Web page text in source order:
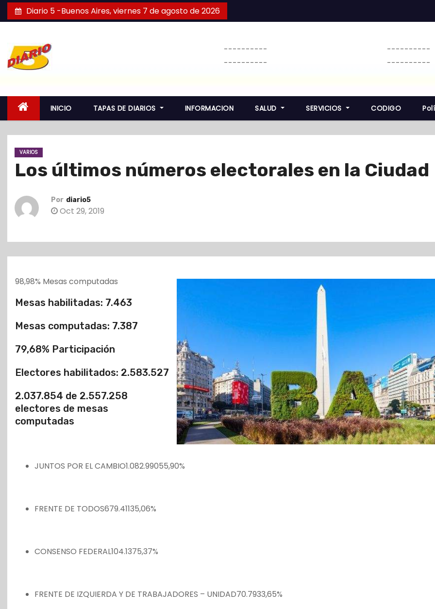
a
Diario 5 -Buenos Aires, viernes 7 de agosto de 2026
----------
----------
----------
----------
INICIO TAPAS DE DIARIOS INFORMACION SALUD SERVICIOS CODIGO
VARIOS
Los últimos números electorales en la Ciudad
Por diario5
Oct 29, 2019
98,98% Mesas computadas
Mesas habilitadas: 7.463
Mesas computadas: 7.387
79,68% Participación
Electores habilitados: 2.583.527
2.037.854 de 2.557.258
electores de mesas
computadas
JUNTOS POR EL CAMBIO1.082.99055,90%
FRENTE DE TODOS679.41135,06%
CONSENSO FEDERAL104.1375,37%
FRENTE DE IZQUIERDA Y DE TRABAJADORES – UNIDAD70.7933,65%